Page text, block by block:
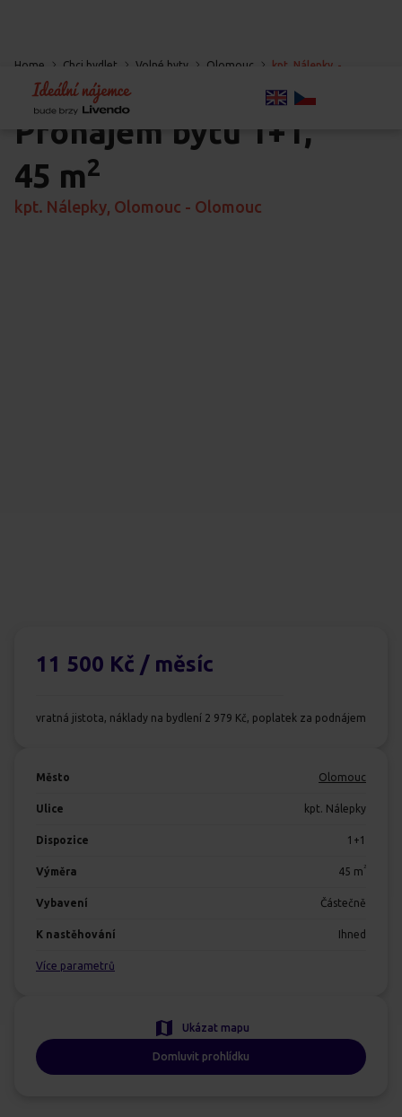
Home Chci bydlet Volné byty Olomouc kpt. Nálepky -
Olomouc - Olomouc
Pronájem bytu 1+1,
45 m2
kpt. Nálepky, Olomouc - Olomouc
11 500 Kč / měsíc
vratná jistota, náklady na bydlení 2 979 Kč, poplatek za podnájem
Město Olomouc
Ulice kpt. Nálepky
Dispozice 1+1
Výměra 45 m 2
Vybavení Částečně
K nastěhování Ihned
Více parametrů
Ukázat mapu
Domluvit prohlídku